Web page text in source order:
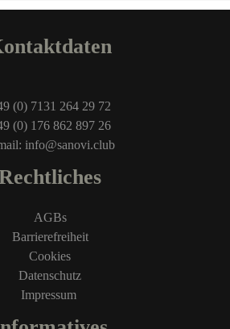
(0) 7131 264 29 72
(0) 176 862 897 26
info@sanovi.club
AGBs
Barrierefreiheit
Cookies
Datenschutz
Impressum